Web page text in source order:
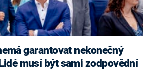
musí být sami zodpovědní